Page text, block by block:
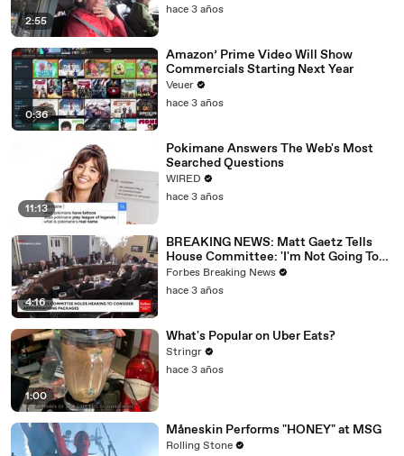
2:55
hace 3 años
0:36
Amazon’ Prime Video Will Show
Commercials Starting Next Year
Veuer
hace 3 años
11:13
Pokimane Answers The Web's Most
Searched Questions
WIRED
hace 3 años
4:16
BREAKING NEWS: Matt Gaetz Tells
House Committee: 'I'm Not Going To
Vote For A Continuing Resolution'
Forbes Breaking News
hace 3 años
1:00
What's Popular on Uber Eats?
Stringr
hace 3 años
Måneskin Performs "HONEY" at MSG
Rolling Stone